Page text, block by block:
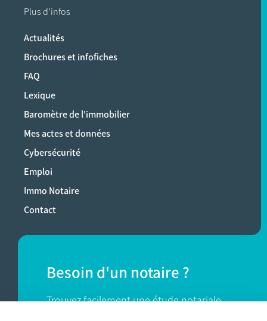
Plus d'infos
Actualités
Brochures et infofiches
FAQ
Lexique
Baromètre de l'immobilier
Mes actes et données
Cybersécurité
Emploi
Immo Notaire
Contact
Besoin d'un notaire ?
Trouvez facilement une étude notariale